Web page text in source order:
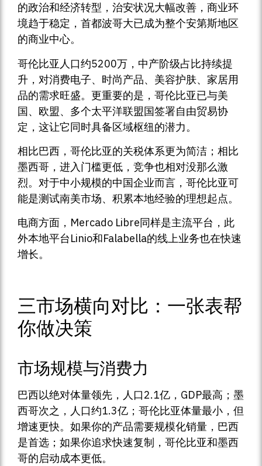
的政治和经济转型，治安状况大幅改善，商业环
境趋于稳定，首都波哥大已成为整个安第斯地区
的商业中心。
哥伦比亚人口约5200万，中产阶级占比持续提
升，对消费电子、时尚产品、美容护肤、家居用
品的需求旺盛。更重要的是，哥伦比亚已与美
国、欧盟、多个太平洋联盟国签署自由贸易协
定，这让它同时具备区域枢纽的潜力。
相比巴西，哥伦比亚的关税体系更为简洁；相比
墨西哥，进入门槛更低，竞争也相对没那么激
烈。对于中小规模的中国企业而言，哥伦比亚可
能是测试南美市场、积累本地经验的理想起点。
电商方面，Mercado Libre同样是主流平台，此
外本地平台Linio和Falabella的线上业务也在快速
增长。
三市场横向对比：一张表帮
你做决策
市场规模与消费力
巴西以绝对体量领先，人口2.1亿，GDP最高；墨
西哥次之，人口约1.3亿；哥伦比亚体量最小，但
增速更快。如果你的产品需要规模化销量，巴西
是首选；如果你追求快速复制，哥伦比亚和墨西
哥的启动成本更低。